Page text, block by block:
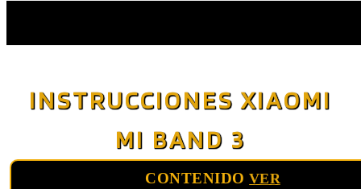
al
contenido
INSTRUCCIONES XIAOMI
MI BAND 3
CONTENIDO VER